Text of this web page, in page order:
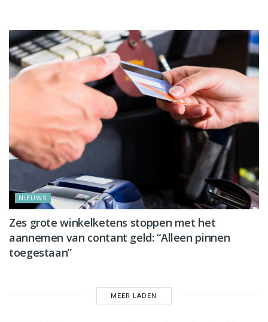
NIEUWS
Zes grote winkelketens stoppen met het
aannemen van contant geld: “Alleen pinnen
toegestaan”
MEER LADEN